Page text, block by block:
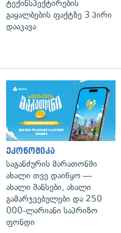
ტექინსპექტირების
გაყალბების ფაქტზე 3 პირი
დააკავა
ეკონომიკა
საგანძურის მარათონში
ახალი თვე დაიწყო —
ახალი შანსები, ახალი
გამარჯვებულები და 250
000-ლარიანი საპრიზო
ფონდი